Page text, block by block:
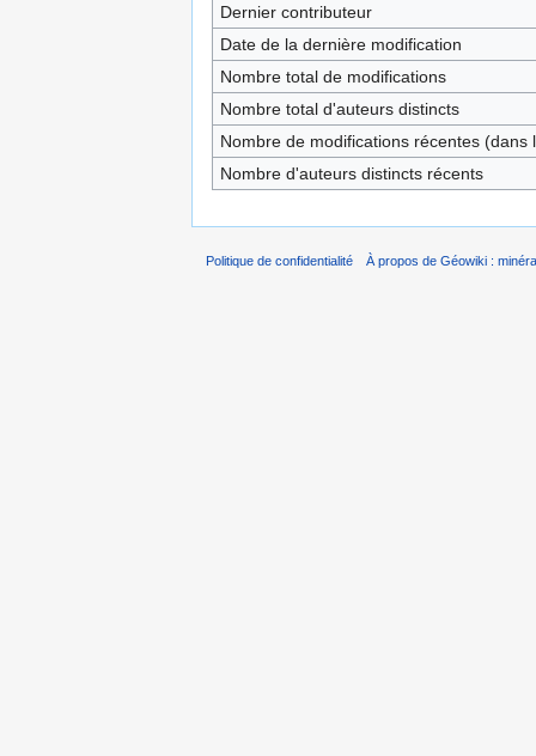
Dernier contributeur
Date de la dernière modification
Nombre total de modifications
Nombre total d'auteurs distincts
Nombre de modifications récentes (dans
Nombre d'auteurs distincts récents
Politique de confidentialité À propos de Géowiki :